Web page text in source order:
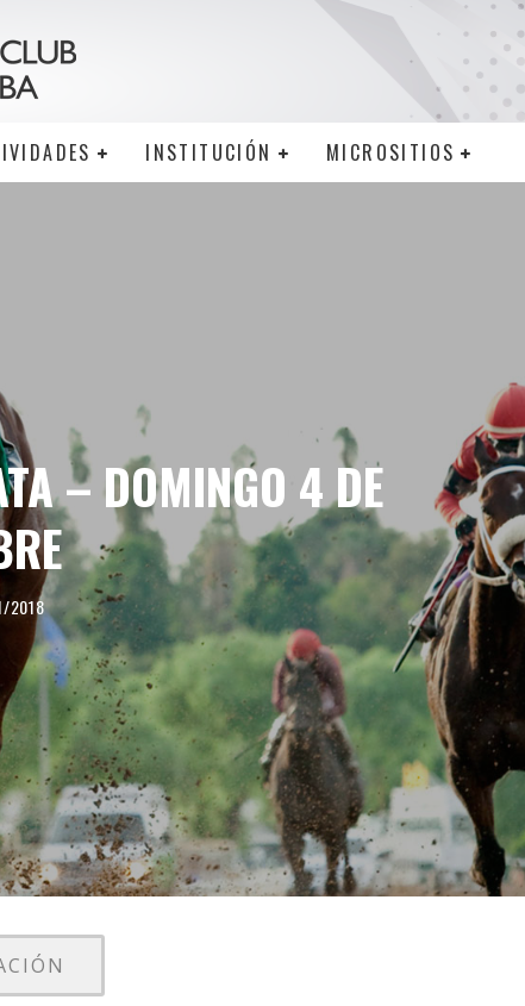
INSTITUCIÓN MICROSITIOS
– DOMINGO 4 DE
2018